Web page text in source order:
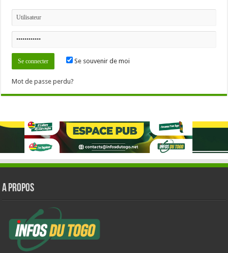
Se souvenir de moi
Mot de passe perdu?
A PROPOS